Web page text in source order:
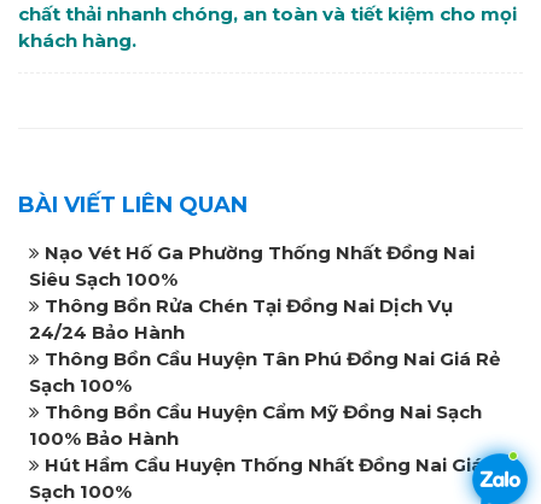
chất thải nhanh chóng, an toàn và tiết kiệm cho mọi
khách hàng.
BÀI VIẾT LIÊN QUAN
Nạo Vét Hố Ga Phường Thống Nhất Đồng Nai
Siêu Sạch 100%
Thông Bồn Rửa Chén Tại Đồng Nai Dịch Vụ
24/24 Bảo Hành
Thông Bồn Cầu Huyện Tân Phú Đồng Nai Giá Rẻ
Sạch 100%
Thông Bồn Cầu Huyện Cẩm Mỹ Đồng Nai Sạch
100% Bảo Hành
Hút Hầm Cầu Huyện Thống Nhất Đồng Nai Giá Rẻ
Sạch 100%